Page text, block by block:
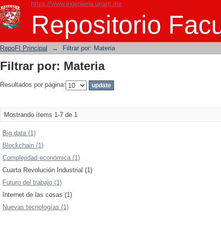
https://www.ingenieria.unam.mx
Repositorio
Filtrar por: Materia
RepoFI Principal → Filtrar por: Materia
Filtrar por: Materia
Resultados por página:
Mostrando ítems 1-7 de 1
Big data (1)
Blockchain (1)
Complejidad económica (1)
Cuarta Revolución Industrial (1)
Futuro del trabajo (1)
Internet de las cosas (1)
Nuevas tecnologías (1)